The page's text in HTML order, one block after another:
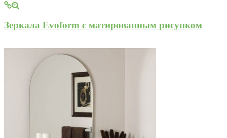
Зеркала Evoform с матированным рисунком